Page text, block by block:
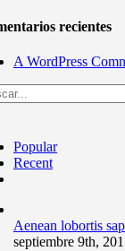
recientes
A WordPress
Popular
Recent
Aenean lobortis
septiembre 9th,